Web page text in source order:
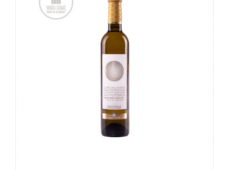
TOEVOEGEN AAN WINKELWAGEN